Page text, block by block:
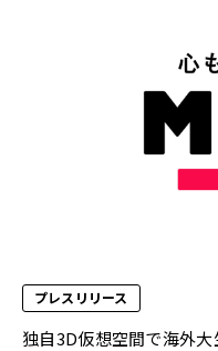
プレスリリース
独自3D仮想空間で海外